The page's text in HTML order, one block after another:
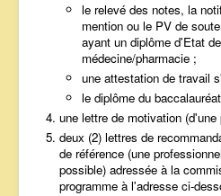
le relevé des notes, la
mention ou le PV de
ayant un diplôme d'Etat
médecine/pharmacie ;
une attestation de travail
le diplôme du
une lettre de motivation
deux (2) lettres de
de référence (une
possible) adressée à la
programme à l'adresse ci-